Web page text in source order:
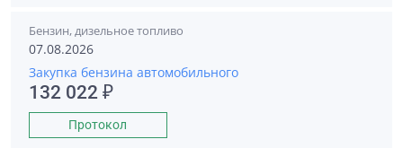
Бензин, дизельное топливо
07.08.2026
Закупка бензина автомобильного
132 022 ₽
Протокол